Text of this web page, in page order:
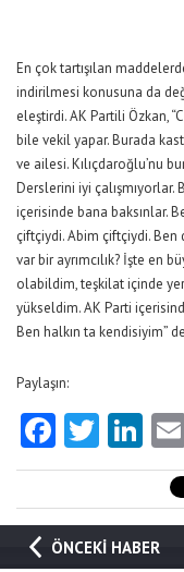
En çok tartışılan
indirilmesi konusuna da
eleştirdi. AK Partili Özkan,
bile vekil yapar. Burada kast
ve ailesi. Kılıçdaroğlu’nu
Derslerini iyi
içerisinde bana baksınlar.
çiftçiydi. Abim çiftçiydi. Ben
var bir ayrımcılık? İşte en
olabildim, teşkilat içinde
yükseldim. AK Parti
Ben halkın ta kendisiyim”
Paylaşın:
ÖNCEKİ HABER